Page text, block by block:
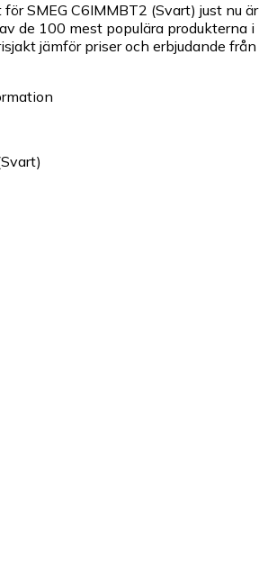
SMEG C6IMMBT2 (Svart) just nu är
de 100 mest populära produkterna i
jämför priser och erbjudande från